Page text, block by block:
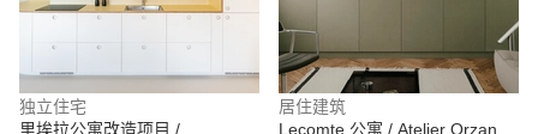
独立住宅
里埃拉公寓改造项目 /
居住建筑
Lecomte 公寓 / Atelier Orzan